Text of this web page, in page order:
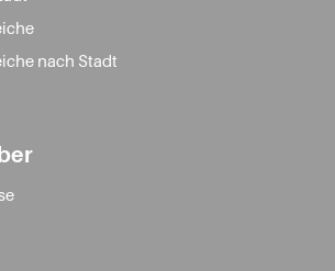
nach Stadt